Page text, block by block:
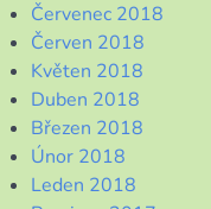
Červenec 2018
Červen 2018
Květen 2018
Duben 2018
Březen 2018
Únor 2018
Leden 2018